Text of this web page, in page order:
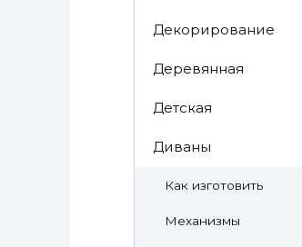
Декорирование
Деревянная
Детская
Диваны
Как изготовить
Механизмы